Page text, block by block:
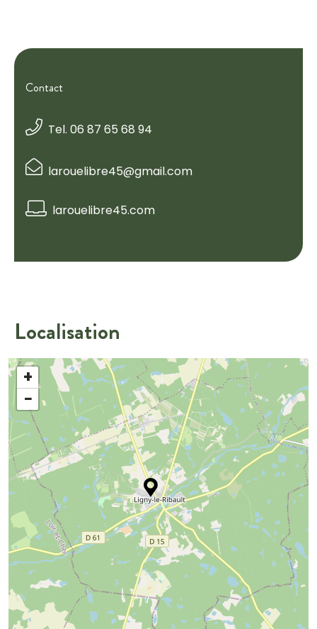
Contact
Tel. 06 87 65 68 94
larouelibre45@gmail.com
larouelibre45.com
Localisation
+
−